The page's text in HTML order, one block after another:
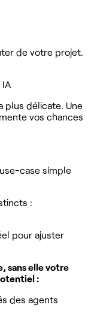
de votre projet.
plus délicate. Une
vos chances
case simple
:
pour ajuster
sans elle votre
:
des agents